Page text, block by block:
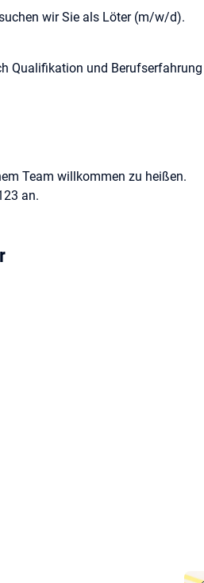
wir Sie als Löter (m/w/d).
Qualifikation und Berufserfahrung
Team willkommen zu heißen.
an.